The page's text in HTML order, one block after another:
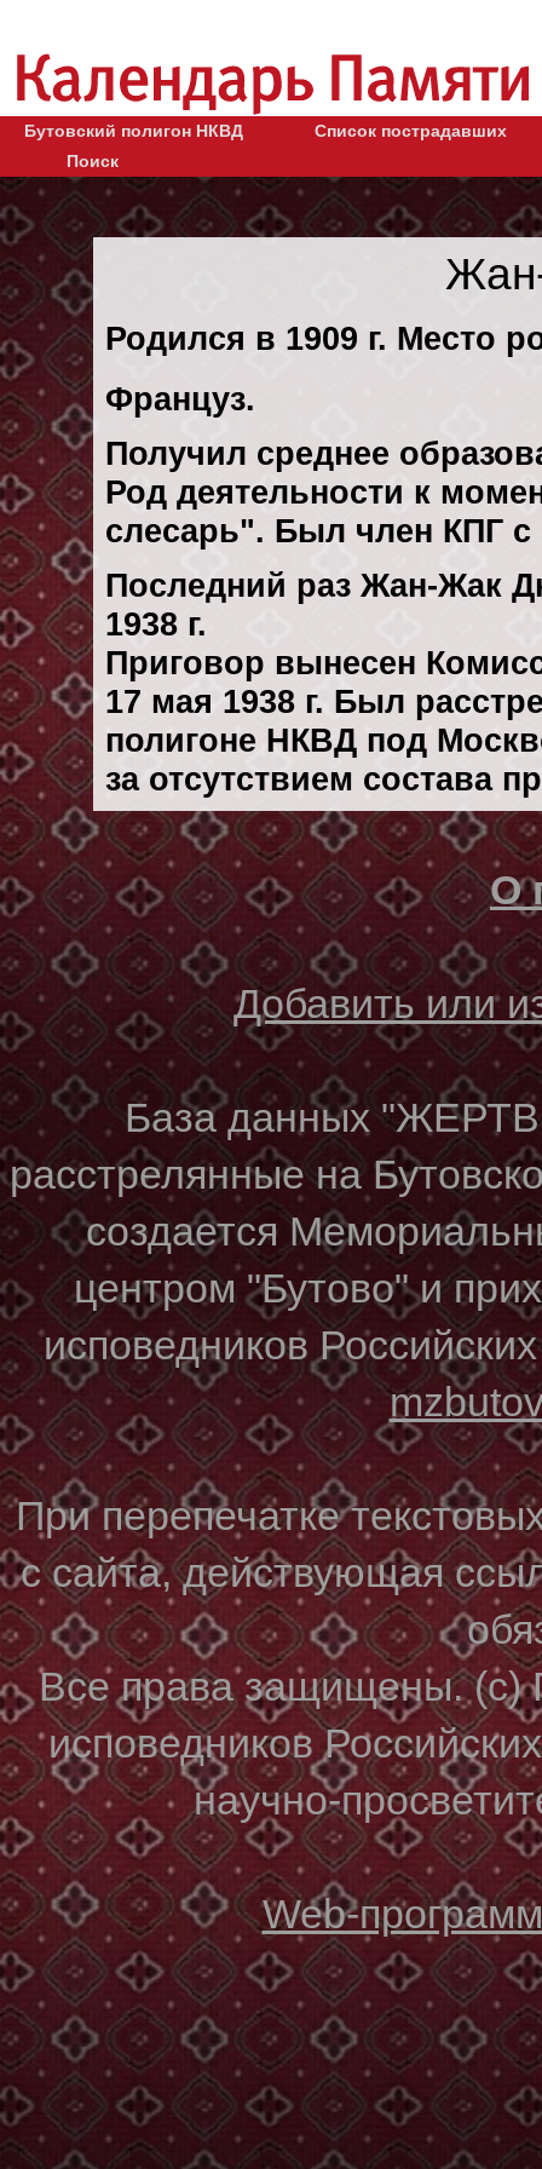
Бутовский полигон НКВД
Список пострадавших
Поиск
Родился в 1909 г. Место
Француз.
Получил среднее
Род деятельности к
слесарь". Был член КПГ с
Последний раз Жан-Жак
1938 г.
Приговор вынесен
17 мая 1938 г. Был
полигоне НКВД под
за отсутствием состава
О
Добавить или
База данных
расстрелянные на
создается
центром "Бутово" и
исповедников
При перепечатке
с сайта, действующая
Все права защищены. (с)
исповедников
научно-
Web-